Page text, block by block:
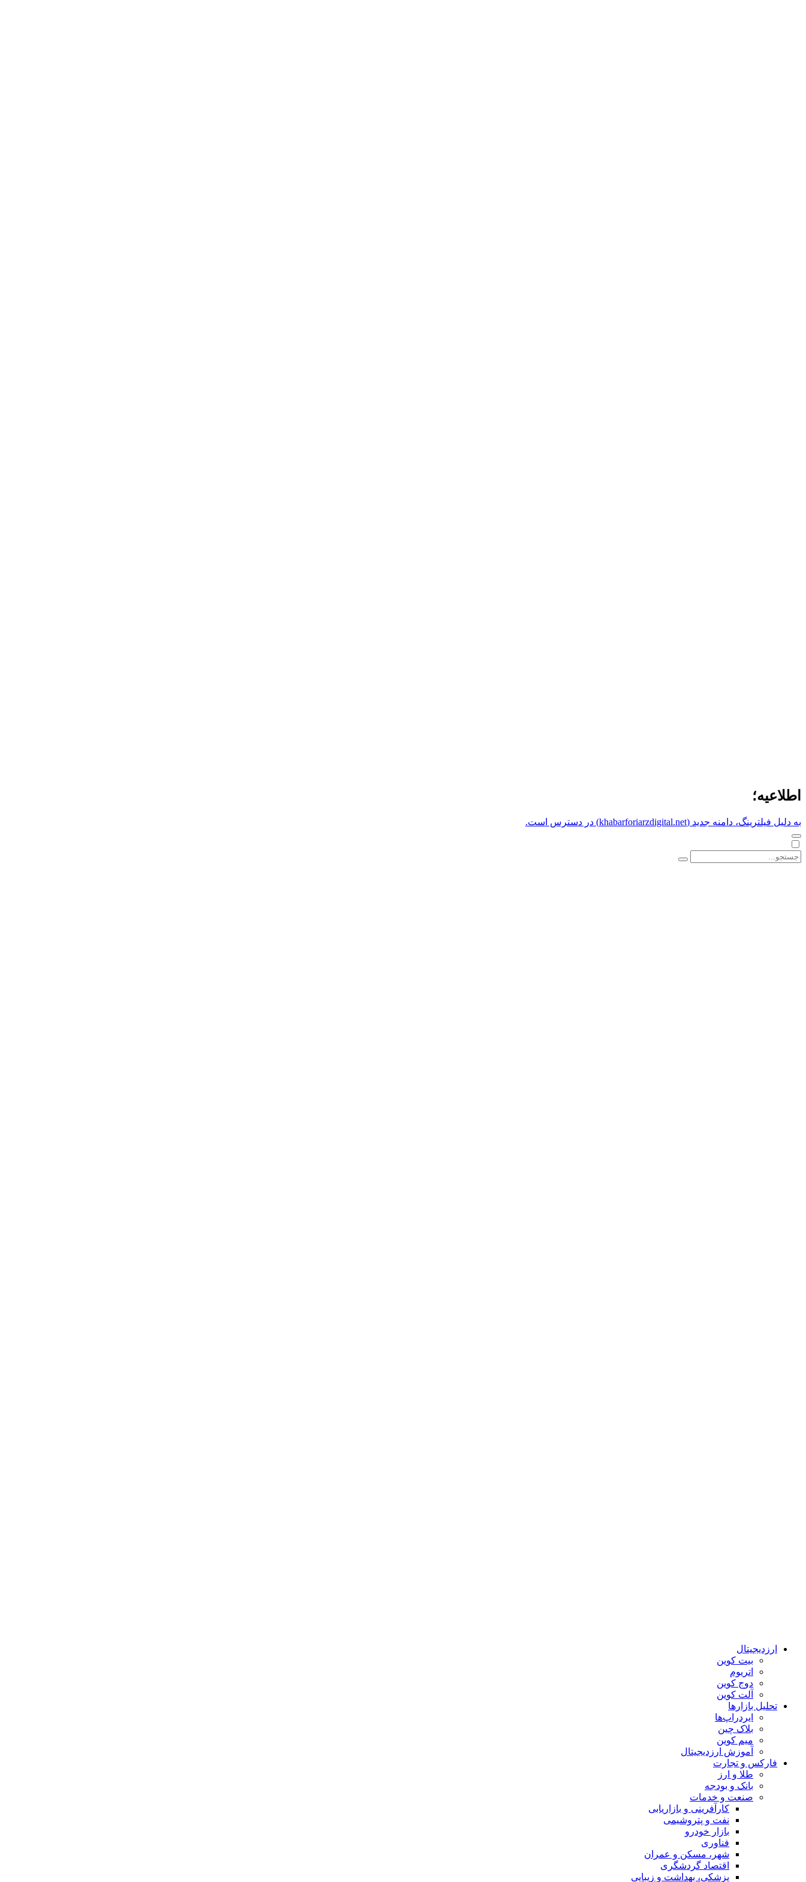
اطلاعیه؛
به دلیل فیلترینگ، دامنه جدید (khabarforiarzdigital.net) در دسترس است.
ارزدیجیتال
بیت کوین
اتریوم
دوج کوین
آلت کوین
تحلیل بازارها
ایردراپ‌ها
بلاک چین
میم کوین‌
آموزش ارزدیجیتال
فارکس و تجارت
طلا و ارز
بانک و بودجه
صنعت و خدمات
کارآفرینی و بازاریابی
نفت و پتروشیمی
بازار خودرو
فناوری
شهر، مسکن و عمران
اقتصاد گردشگری
پزشکی، بهداشت و زیبایی